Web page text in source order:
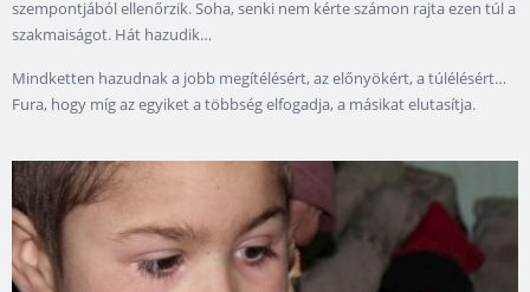
szempontjából ellenőrzik. Soha, senki nem kérte számon rajta ezen túl a
szakmaiságot. Hát hazudik…
Mindketten hazudnak a jobb megítélésért, az előnyökért, a túlélésért…
Fura, hogy míg az egyiket a többség elfogadja, a másikat elutasítja.